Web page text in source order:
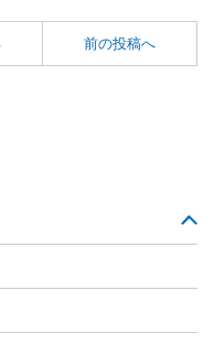
前の投稿へ